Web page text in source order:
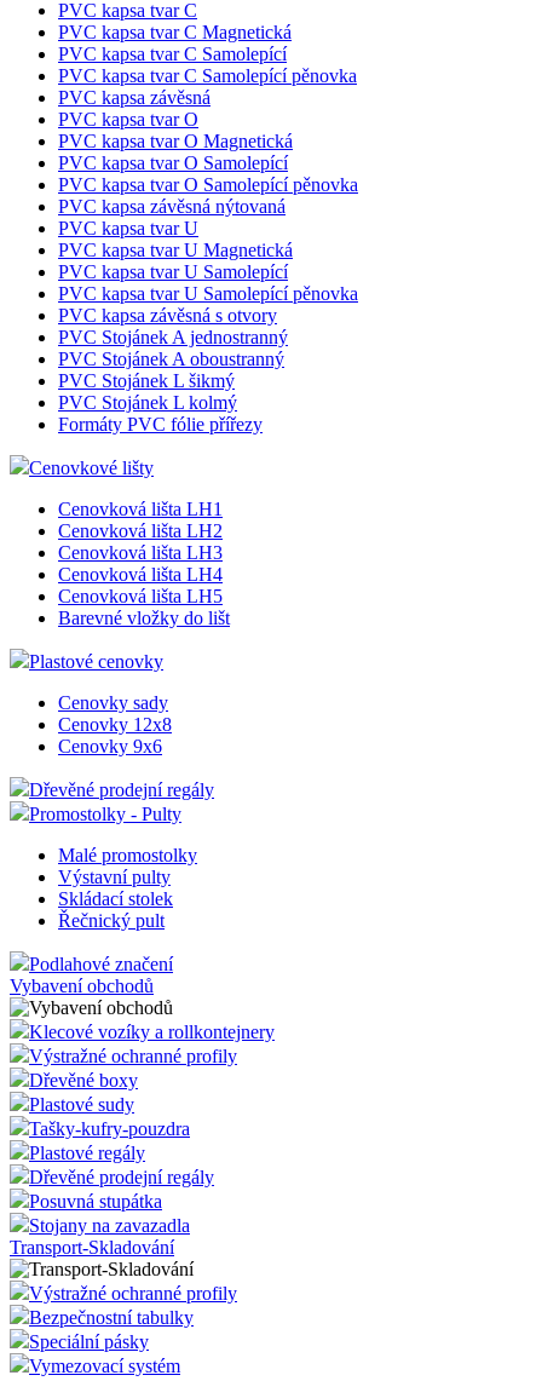
PVC kapsa tvar C
PVC kapsa tvar C Magnetická
PVC kapsa tvar C Samolepící
PVC kapsa tvar C Samolepící pěnovka
PVC kapsa závěsná
PVC kapsa tvar O
PVC kapsa tvar O Magnetická
PVC kapsa tvar O Samolepící
PVC kapsa tvar O Samolepící pěnovka
PVC kapsa závěsná nýtovaná
PVC kapsa tvar U
PVC kapsa tvar U Magnetická
PVC kapsa tvar U Samolepící
PVC kapsa tvar U Samolepící pěnovka
PVC kapsa závěsná s otvory
PVC Stojánek A jednostranný
PVC Stojánek A oboustranný
PVC Stojánek L šikmý
PVC Stojánek L kolmý
Formáty PVC fólie přířezy
Cenovkové lišty
Cenovková lišta LH1
Cenovková lišta LH2
Cenovková lišta LH3
Cenovková lišta LH4
Cenovková lišta LH5
Barevné vložky do lišt
Plastové cenovky
Cenovky sady
Cenovky 12x8
Cenovky 9x6
Dřevěné prodejní regály
Promostolky - Pulty
Malé promostolky
Výstavní pulty
Skládací stolek
Řečnický pult
Podlahové značení
Vybavení obchodů
Klecové vozíky a rollkontejnery
Výstražné ochranné profily
Dřevěné boxy
Plastové sudy
Tašky-kufry-pouzdra
Plastové regály
Dřevěné prodejní regály
Posuvná stupátka
Stojany na zavazadla
Transport-Skladování
Výstražné ochranné profily
Bezpečnostní tabulky
Speciální pásky
Vymezovací systém